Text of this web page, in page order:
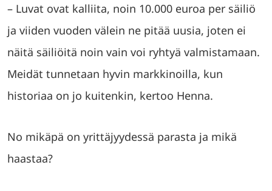
– Luvat ovat kalliita, noin 10.000 euroa per säiliö
ja viiden vuoden välein ne pitää uusia, joten ei
näitä säiliöitä noin vain voi ryhtyä valmistamaan.
Meidät tunnetaan hyvin markkinoilla, kun
historiaa on jo kuitenkin, kertoo Henna.
No mikäpä on yrittäjyydessä parasta ja mikä
haastaa?